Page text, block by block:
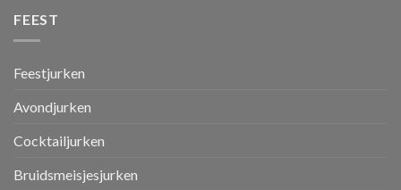
FEEST
Feestjurken
Avondjurken
Cocktailjurken
Bruidsmeisjesjurken